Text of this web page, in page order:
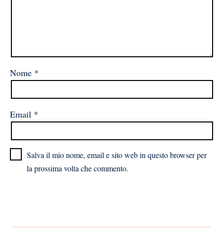
Nome *
Email *
Salva il mio nome, email e sito web in questo browser per
la prossima volta che commento.